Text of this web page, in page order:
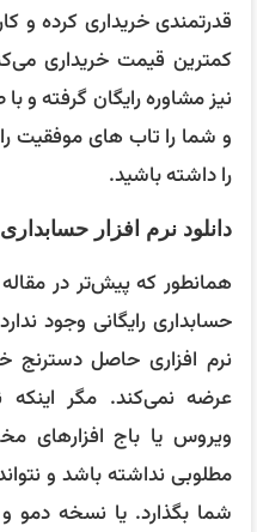
قدرتمندی خریداری کرده و
کمترین قیمت خریداری
نیز مشاوره رایگان گرفته و
و شما را تاب های موفقیت
را داشته باشید.
دانلود نرم افزار
همانطور که پیش‌تر در
حسابداری رایگانی وجود
نرم افزاری حاصل دسترنج
عرضه نمی‌کند. مگر اینکه
ویروس یا باج افزارهای
مطلوبی نداشته باشد و
شما بگذارد. یا نسخه دمو و